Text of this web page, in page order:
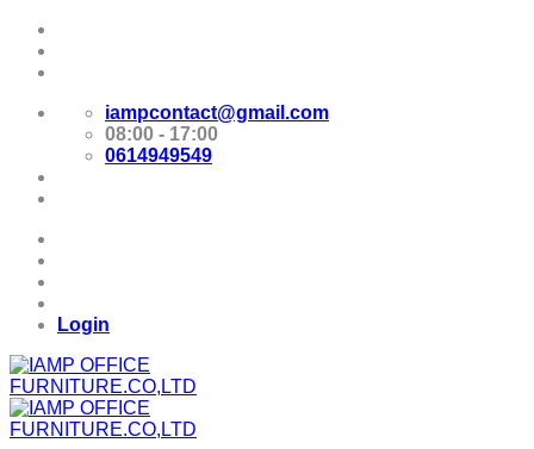
Skip
content
iampcontact@gmail.com
08:00 - 17:00
0614949549
Login